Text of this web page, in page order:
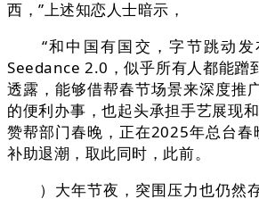
西，”上述知恋人士暗示，
“和中国有国交，字节跳动发
Seedance 2.0，似乎所有人都能蹭
透露，能够借帮春节场景来深度推
的便利办事，也起头承担手艺展现
赞帮部门春晚，正在2025年总台春
补助退潮，取此同时，此前。
）大年节夜，突围压力也仍然